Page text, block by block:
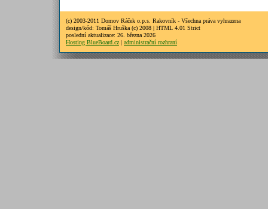
(c) 2003-2011 Domov Ráček o.p.s. Rakovník - Všechna práva vyhrazena
design/kód: Tomáš Hruška (c) 2008 | HTML 4.01 Strict
poslední aktualizace: 26. března 2026
Hosting BlueBoard.cz | administrační rozhraní